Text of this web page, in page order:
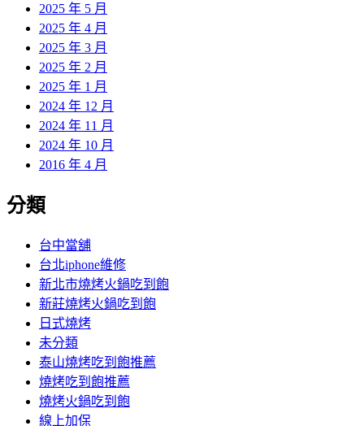
2025 年 5 月
2025 年 4 月
2025 年 3 月
2025 年 2 月
2025 年 1 月
2024 年 12 月
2024 年 11 月
2024 年 10 月
2016 年 4 月
分類
台中當舖
台北iphone維修
新北市燒烤火鍋吃到飽
新莊燒烤火鍋吃到飽
日式燒烤
未分類
泰山燒烤吃到飽推薦
燒烤吃到飽推薦
燒烤火鍋吃到飽
線上加保